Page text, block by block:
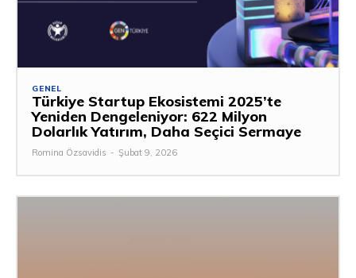
GENEL
Türkiye Startup Ekosistemi 2025’te
Yeniden Dengeleniyor: 622 Milyon
Dolarlık Yatırım, Daha Seçici Sermaye
Romina Özsavidis - Şubat 9, 2026